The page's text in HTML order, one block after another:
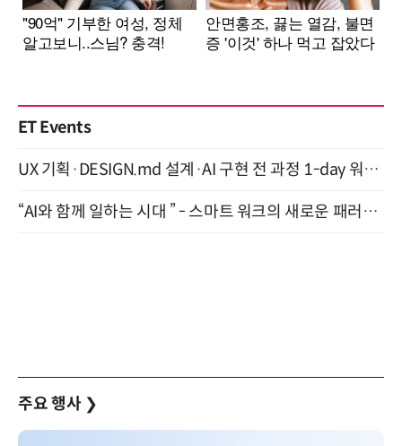
ET Events
UX 기획·DESIGN.md 설계·AI 구현 전 과정 1-day 워크숍 with Claude Code·Codex 9월 15일 개최
“AI와 함께 일하는 시대 ” - 스마트 워크의 새로운 패러다임 (9/11)
주요 행사 ❯